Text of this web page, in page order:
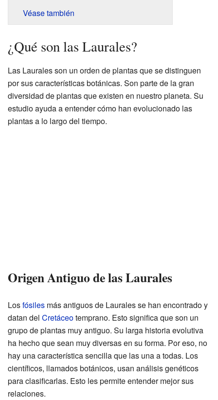
Véase también
¿Qué son las Laurales?
Las Laurales son un orden de plantas que se distinguen
por sus características botánicas. Son parte de la gran
diversidad de plantas que existen en nuestro planeta. Su
estudio ayuda a entender cómo han evolucionado las
plantas a lo largo del tiempo.
Origen Antiguo de las Laurales
Losfósiles más antiguos de Laurales se han encontrado y
datan del Cretáceotemprano. Esto significa que son un
grupo de plantas muy antiguo. Su larga historia evolutiva
ha hecho que sean muy diversas en su forma. Por eso, no
hay una característica sencilla que las una a todas. Los
científicos, llamados botánicos, usan análisis genéticos
para clasificarlas. Esto les permite entender mejor sus
relaciones.